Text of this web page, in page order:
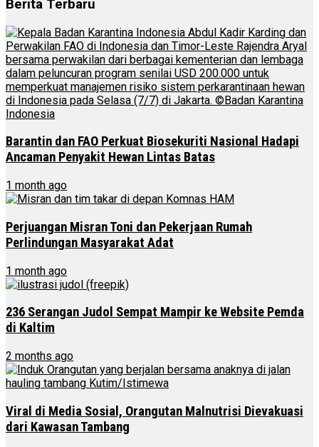
Berita Terbaru
Barantin dan FAO Perkuat Biosekuriti Nasional Hadapi
Ancaman Penyakit Hewan Lintas Batas
1 month ago
Perjuangan Misran Toni dan Pekerjaan Rumah
Perlindungan Masyarakat Adat
1 month ago
236 Serangan Judol Sempat Mampir ke Website Pemda
di Kaltim
2 months ago
Viral di Media Sosial, Orangutan Malnutrisi Dievakuasi
dari Kawasan Tambang